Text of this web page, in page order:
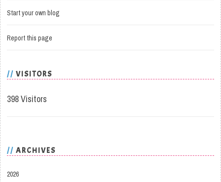
Start your own blog
Report this page
VISITORS
398 Visitors
ARCHIVES
2026